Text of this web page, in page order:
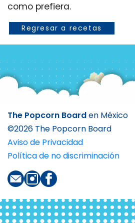
Regresar a recetas
The Popcorn Boarden México
©2026 The Popcorn Board
Aviso de Privacidad
Política de no discriminación